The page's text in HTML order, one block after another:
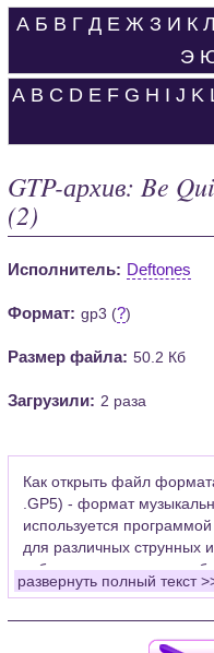
А Б В Г Д Е Ж З И К Л
Э
A B C D E F G H I J K
GTP-архив: Be
(2)
Исполнитель: Deftones
Формат: gp3 (?)
Размер файла: 50.2 Кб
Загрузили: 2 раза
Как открыть файл
.GP5) - формат
используется
для различных струнных
табулатуры для гитары,
применяется для
развернуть полный текст